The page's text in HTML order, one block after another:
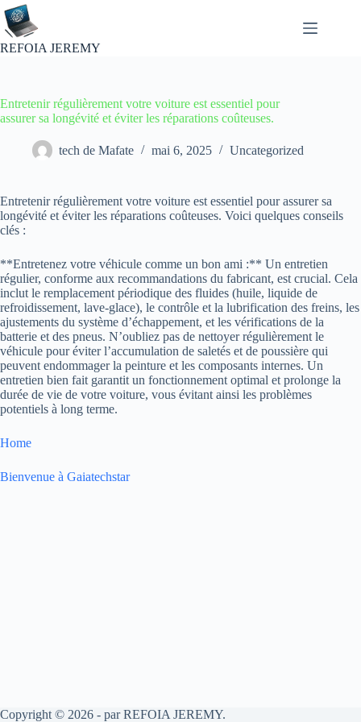
Passer
au
contenu
REFOIA JEREMY
Entretenir régulièrement votre voiture est essentiel pour
assurer sa longévité et éviter les réparations coûteuses.
tech de Mafate mai 6, 2025 Uncategorized
Entretenir régulièrement votre voiture est essentiel pour assurer sa
longévité et éviter les réparations coûteuses. Voici quelques conseils
clés :
**Entretenez votre véhicule comme un bon ami :** Un entretien
régulier, conforme aux recommandations du fabricant, est crucial. Cela
inclut le remplacement périodique des fluides (huile, liquide de
refroidissement, lave-glace), le contrôle et la lubrification des freins, les
ajustements du système d’échappement, et les vérifications de la
batterie et des pneus. N’oubliez pas de nettoyer régulièrement le
véhicule pour éviter l’accumulation de saletés et de poussière qui
peuvent endommager la peinture et les composants internes. Un
entretien bien fait garantit un fonctionnement optimal et prolonge la
durée de vie de votre voiture, vous évitant ainsi les problèmes
potentiels à long terme.
Home
Bienvenue à Gaiatechstar
Copyright © 2026 - par REFOIA JEREMY.